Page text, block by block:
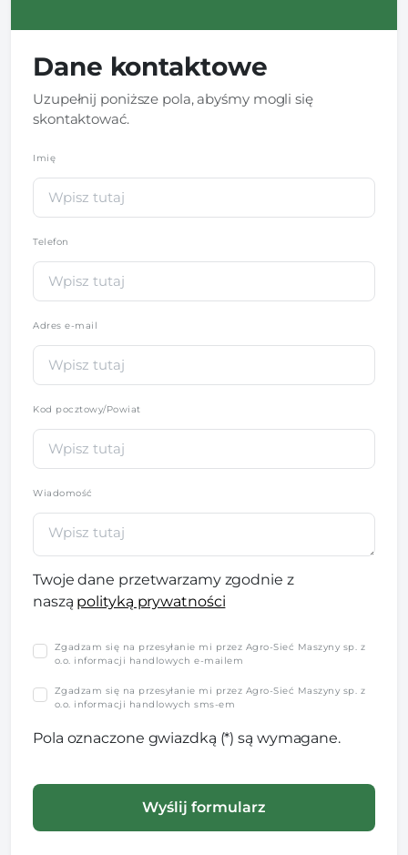
Dane kontaktowe
Uzupełnij poniższe pola, abyśmy mogli się
skontaktować.
Imię
Telefon
Adres e-mail
Kod pocztowy/Powiat
Wiadomość
Twoje dane przetwarzamy zgodnie z
naszą polityką prywatności
Zgadzam się na przesyłanie mi przez Agro-Sieć Maszyny sp. z
o.o. informacji handlowych e-mailem
Zgadzam się na przesyłanie mi przez Agro-Sieć Maszyny sp. z
o.o. informacji handlowych sms-em
Pola oznaczone gwiazdką (*) są wymagane.